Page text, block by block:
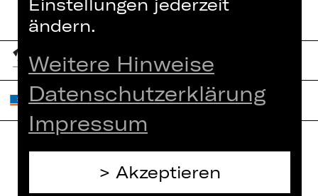
Spielplan
Jobs
ändern.
Weitere Hinweise
Datenschutzerklärung
Impressum
Akzeptieren